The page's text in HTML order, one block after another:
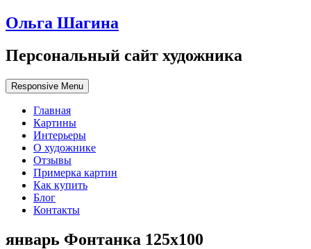
Ольга Шагина
Персональный сайт художника
Responsive Menu
Главная
Картины
Интерьеры
О художнике
Отзывы
Примерка картин
Как купить
Блог
Контакты
январь Фонтанка 125х100